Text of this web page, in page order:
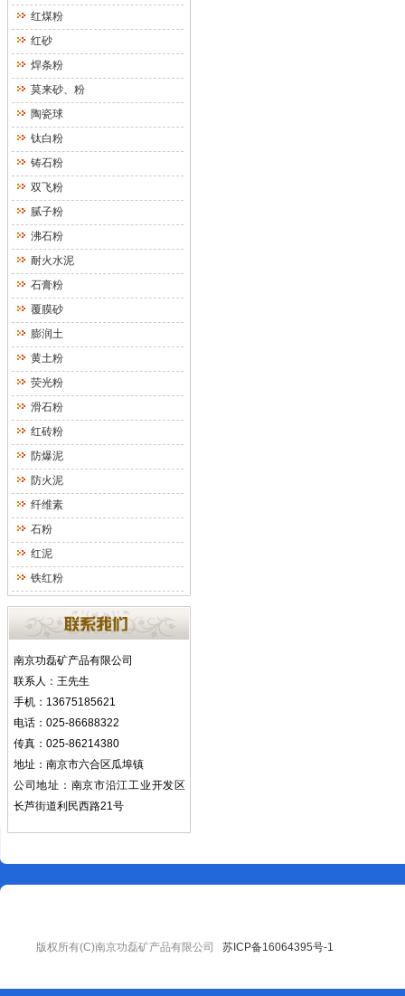
红煤粉
红砂
焊条粉
莫来砂、粉
陶瓷球
钛白粉
铸石粉
双飞粉
腻子粉
沸石粉
耐火水泥
石膏粉
覆膜砂
膨润土
黄土粉
荧光粉
滑石粉
红砖粉
防爆泥
防火泥
纤维素
石粉
红泥
铁红粉
南京功磊矿产品有限公司
联系人：王先生
手机：13675185621
电话：025-86688322
传真：025-86214380
地址：南京市六合区瓜埠镇
公司地址：南京市沿江工业开发区
长芦街道利民西路21号
版权所有(C)南京功磊矿产品有限公司 苏ICP备16064395号-1